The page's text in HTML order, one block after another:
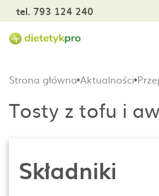
tel. 793 124 240
Strona główna Aktualności
Tosty z tofu i
Składniki